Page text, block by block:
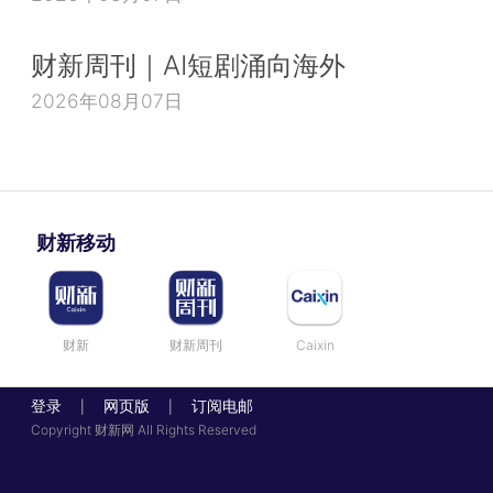
财新周刊｜AI短剧涌向海外
2026年08月07日
财新移动
财新 财新周刊 Caixin
登录 网页版 订阅电邮
Copyright 财新网 All Rights Reserved